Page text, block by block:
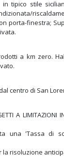
tipico stile
porta-finestra;
a km zero.
centro di San
A LIMITAZIONI
una 'Tassa di
risoluzione